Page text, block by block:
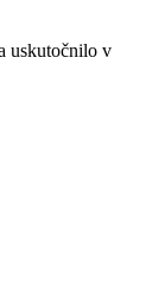
uskutočnilo v